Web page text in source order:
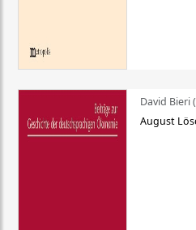
David Bieri
August